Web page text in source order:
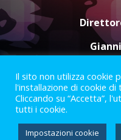
7
Termini e
Il sito non utilizza cookie
l'installazione di cookie
Cliccando su “Accetta”,
tutti i cookie.
Impostazioni cookie